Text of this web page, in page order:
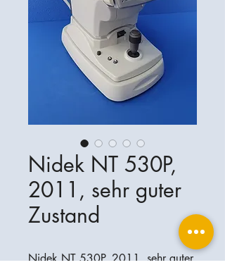
Nidek NT 530P,
2011, sehr guter
Zustand
Nidek NT 530P, 2011, sehr guter